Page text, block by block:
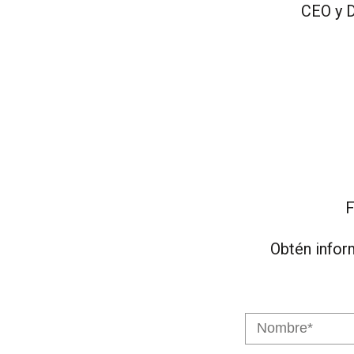
CEO y
Obtén